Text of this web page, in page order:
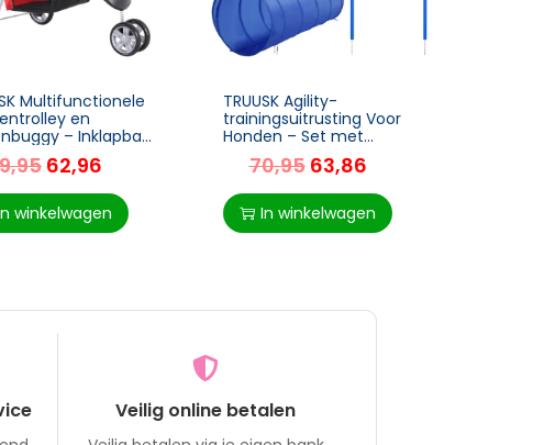
Multifunctionele
en
– Inklapbaar
(Rood) –
–
voor Honden
62,96
winkelwagen
TRUUSK Agility-
trainingsuitrusting Voor
Honden – Set met
Tunnels, Slalompalen,
Horden – Voor
Hondenparcours – Blauw
en Geel
70,95 63,86
In winkelwagen
Veilig online betalen